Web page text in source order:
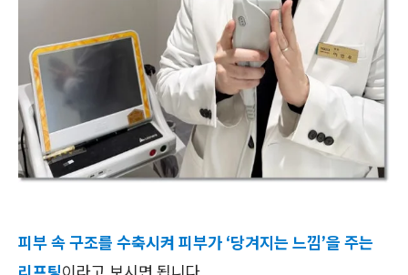
피부 속 구조를 수축시켜 피부가 ‘당겨지는 느낌’을 주는